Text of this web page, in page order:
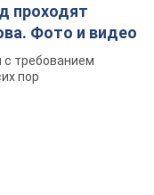
проходят
Фото и видео
с требованием
пор